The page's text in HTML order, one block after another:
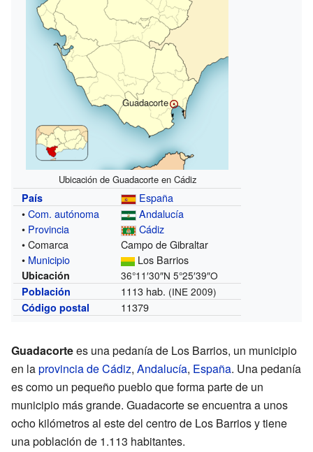
Guadacorte
Ubicación de Guadacorte en Cádiz
País
España
•Com. autónoma
Andalucía
• Provincia
Cádiz
• Comarca
Campo de Gibraltar
• Municipio Los Barrios
Ubicación 36°11′30″N 5°25′39″O
Población
1113 hab. (INE 2009)
Código postal
11379
Guadacortees una pedanía de Los Barrios, un municipio
en laprovincia de Cádiz, Andalucía, España. Una pedanía
es como un pequeño pueblo que forma parte de un
municipio más grande. Guadacorte se encuentra a unos
ocho kilómetros al este del centro de Los Barrios y tiene
una población de 1.113 habitantes.